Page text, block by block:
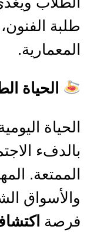
طلبة
المعمارية.
الحياة
الحياة
بالدفء
الممتعة.
والأسواق
فرصة